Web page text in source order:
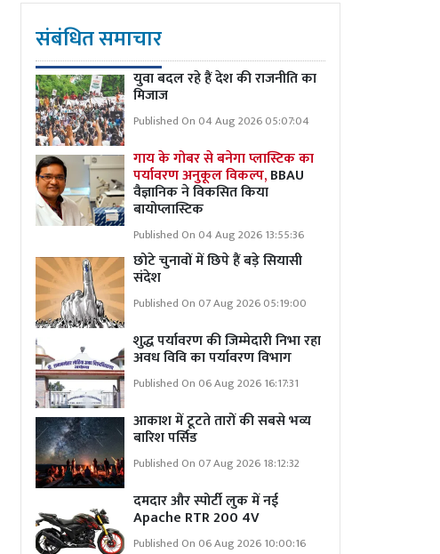
संबंधित समाचार
युवा बदल रहे हैं देश की राजनीति का
मिजाज
Published On 04 Aug 2026 05:07:04
गाय के गोबर से बनेगा प्लास्टिक का
पर्यावरण अनुकूल विकल्प,BBAU
वैज्ञानिक ने विकसित किया
बायोप्लास्टिक
Published On 04 Aug 2026 13:55:36
छोटे चुनावों में छिपे हैं बड़े सियासी
संदेश
Published On 07 Aug 2026 05:19:00
शुद्ध पर्यावरण की जिम्मेदारी निभा रहा
अवध विवि का पर्यावरण विभाग
Published On 06 Aug 2026 16:17:31
आकाश में टूटते तारों की सबसे भव्य
बारिश पर्सिड
Published On 07 Aug 2026 18:12:32
दमदार और स्पोर्टी लुक में नई
Apache RTR 200 4V
Published On 06 Aug 2026 10:00:16